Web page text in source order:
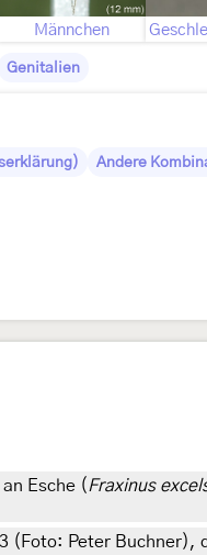
Männchen
Genitalien
Andere
Esche ( Fraxinus
(Foto: Peter Buchner),